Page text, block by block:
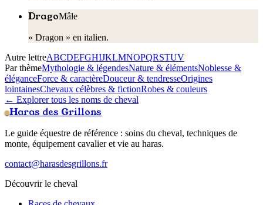
DragoMâle
« Dragon » en italien.
Autre lettreABCDEFGHIJKLMNOPQRSTUV
Par thèmeMythologie & légendesNature & élémentsNoblesse &
éléganceForce & caractèreDouceur & tendresseOrigines
lointainesChevaux célèbres & fictionRobes & couleurs
← Explorer tous les noms de cheval
Haras des Grillons
Le guide équestre de référence : soins du cheval, techniques de
monte, équipement cavalier et vie au haras.
contact@harasdesgrillons.fr
Découvrir le cheval